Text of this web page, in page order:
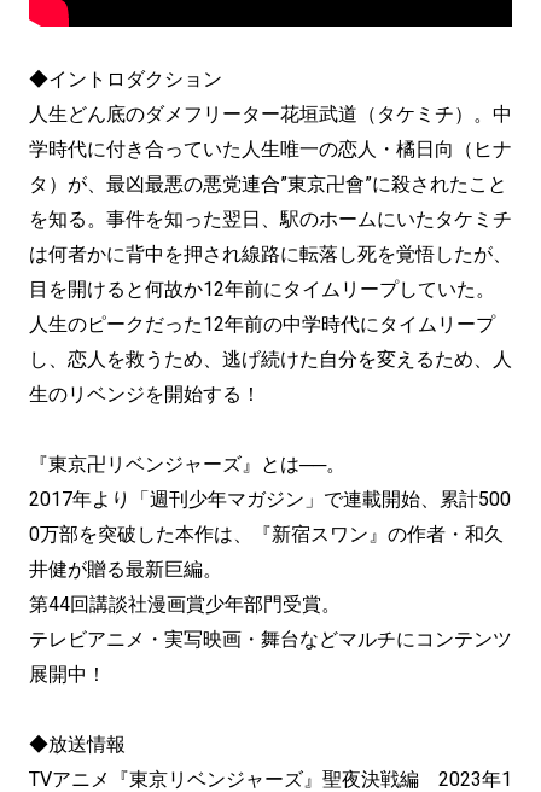
◆イントロダクション
人生どん底のダメフリーター花垣武道（タケミチ）。中
学時代に付き合っていた人生唯一の恋人・橘日向（ヒナ
タ）が、最凶最悪の悪党連合”東京卍會”に殺されたこと
を知る。事件を知った翌日、駅のホームにいたタケミチ
は何者かに背中を押され線路に転落し死を覚悟したが、
目を開けると何故か12年前にタイムリープしていた。
人生のピークだった12年前の中学時代にタイムリープ
し、恋人を救うため、逃げ続けた自分を変えるため、人
生のリベンジを開始する！
『東京卍リベンジャーズ』とは──。
2017年より「週刊少年マガジン」で連載開始、累計500
0万部を突破した本作は、『新宿スワン』の作者・和久
井健が贈る最新巨編。
第44回講談社漫画賞少年部門受賞。
テレビアニメ・実写映画・舞台などマルチにコンテンツ
展開中！
◆放送情報
TVアニメ『東京リベンジャーズ』聖夜決戦編 2023年1